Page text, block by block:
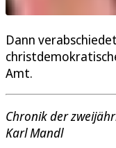
Dann
Amt.
Chronik der
Karl Mandl